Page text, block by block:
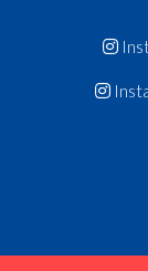
Vainqueur
Champion des
Vainqueur
Vainqueur